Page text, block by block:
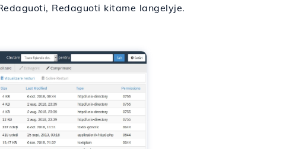
Redaguoti kitame langelyje.